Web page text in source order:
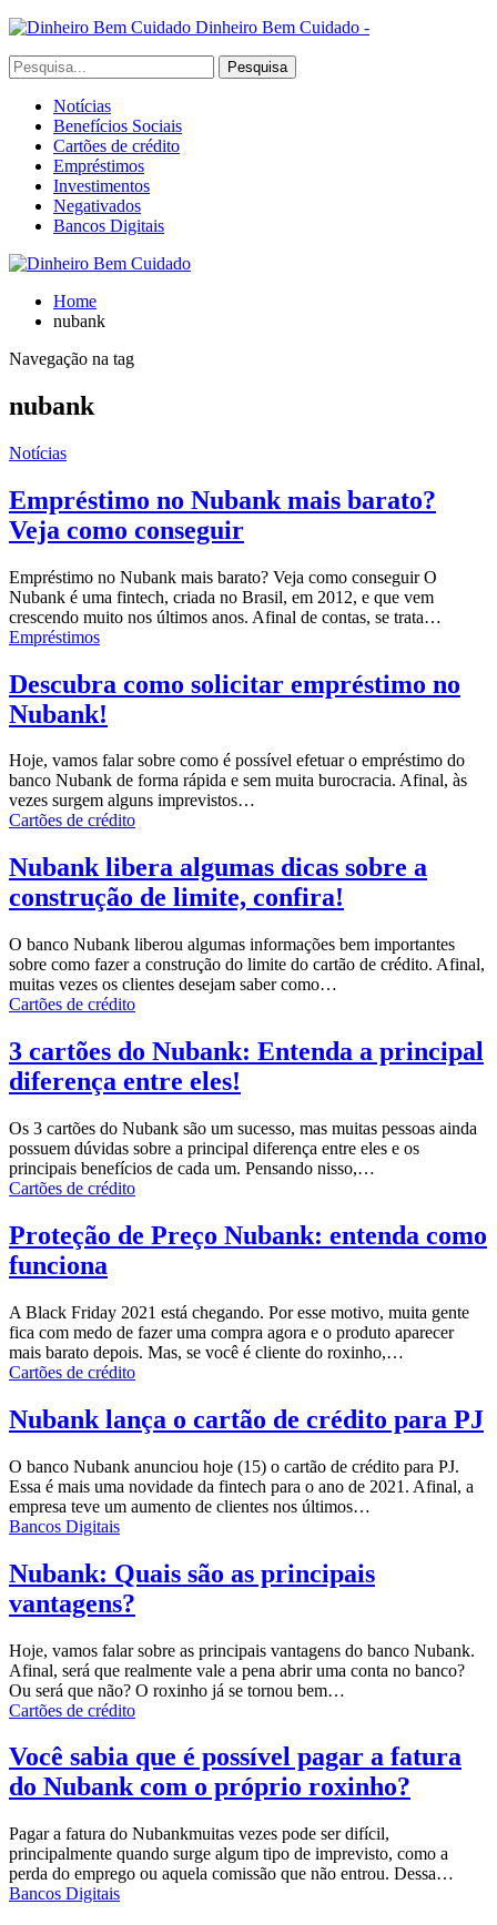
Dinheiro Bem Cuidado -
Notícias
Benefícios Sociais
Cartões de crédito
Empréstimos
Investimentos
Negativados
Bancos Digitais
Home
nubank
Navegação na tag
nubank
Notícias
Empréstimo no Nubank mais barato?
Veja como conseguir
Empréstimo no Nubank mais barato? Veja como conseguir O
Nubank é uma fintech, criada no Brasil, em 2012, e que vem
crescendo muito nos últimos anos. Afinal de contas, se trata…
Empréstimos
Descubra como solicitar empréstimo no
Nubank!
Hoje, vamos falar sobre como é possível efetuar o empréstimo do
banco Nubank de forma rápida e sem muita burocracia. Afinal, às
vezes surgem alguns imprevistos…
Cartões de crédito
Nubank libera algumas dicas sobre a
construção de limite, confira!
O banco Nubank liberou algumas informações bem importantes
sobre como fazer a construção do limite do cartão de crédito. Afinal,
muitas vezes os clientes desejam saber como…
Cartões de crédito
3 cartões do Nubank: Entenda a principal
diferença entre eles!
Os 3 cartões do Nubank são um sucesso, mas muitas pessoas ainda
possuem dúvidas sobre a principal diferença entre eles e os
principais benefícios de cada um. Pensando nisso,…
Cartões de crédito
Proteção de Preço Nubank: entenda como
funciona
A Black Friday 2021 está chegando. Por esse motivo, muita gente
fica com medo de fazer uma compra agora e o produto aparecer
mais barato depois. Mas, se você é cliente do roxinho,…
Cartões de crédito
Nubank lança o cartão de crédito para PJ
O banco Nubank anunciou hoje (15) o cartão de crédito para PJ.
Essa é mais uma novidade da fintech para o ano de 2021. Afinal, a
empresa teve um aumento de clientes nos últimos…
Bancos Digitais
Nubank: Quais são as principais
vantagens?
Hoje, vamos falar sobre as principais vantagens do banco Nubank.
Afinal, será que realmente vale a pena abrir uma conta no banco?
Ou será que não? O roxinho já se tornou bem…
Cartões de crédito
Você sabia que é possível pagar a fatura
do Nubank com o próprio roxinho?
Pagar a fatura do Nubankmuitas vezes pode ser difícil,
principalmente quando surge algum tipo de imprevisto, como a
perda do emprego ou aquela comissão que não entrou. Dessa…
Bancos Digitais